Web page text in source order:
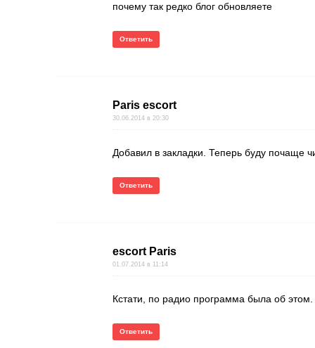
почему так редко блог обновляете
Ответить
Paris escort
30.06.2014 в 20:30
Добавил в закладки. Теперь буду почаще
Ответить
escort Paris
01.07.2014 в 11:14
Кстати, по радио программа была об
Ответить